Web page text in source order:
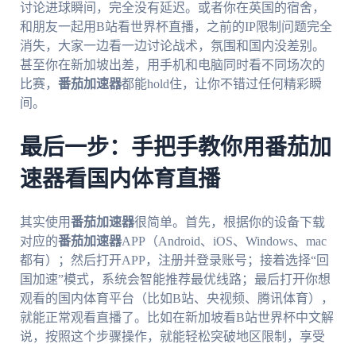
讨论进球瞬间，完全没有延迟。或者你在英国的宿舍，
和朋友一起用B站看世界杯直播，之前的IP限制问题完全
消失，大家一边看一边讨论战术，氛围和国内没差别。
甚至你在新加坡出差，用手机和电脑同时看不同场次的
比赛， 番茄加速器都能hold住，让你不错过任何精彩瞬
间。
最后一步：手把手教你用番茄加
速器看国内体育直播
其实使用番茄加速器很简单。首先，根据你的设备下载
对应的番茄加速器APP（Android、iOS、Windows、mac
都有）；然后打开APP，注册并登录账号；接着选择“回
国加速”模式，系统会智能推荐最优线路；最后打开你想
观看的国内体育平台（比如B站、央视频、腾讯体育），
就能正常观看直播了。比如在新加坡看B站世界杯中文解
说，按照这个步骤操作，就能轻松突破地区限制，享受